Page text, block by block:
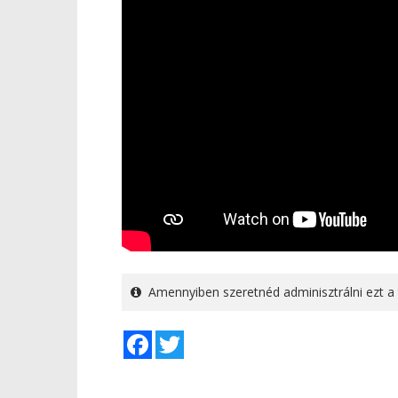
Amennyiben szeretnéd adminisztrálni ezt
Facebook